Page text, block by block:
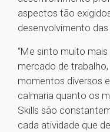
aspectos tão
desenvolvimento
“Me sinto muito
mercado de
momentos diversos
calmaria quanto os
Skills são
cada atividade que